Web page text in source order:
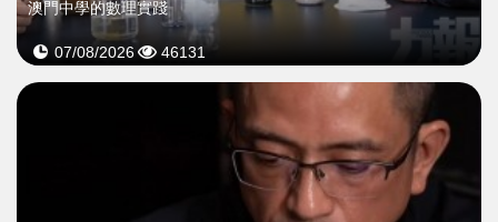
澳門中學的數理實踐
07/08/2026 46131